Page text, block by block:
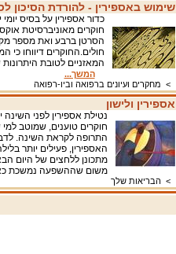
שימוש באספירין - להורדת הסיכון
כדור אספירין על בסיס
חוקרים מאוניברסיטת
המאזניים לטובת
המשך...
> מחקרים ועיונים ברפואה וביו-רפואה
אספירין ולישון
נטילת אספירין לפני
חוקרים טוענים, שמוטב
התרופה לקראת השינה.
האספירין, פעילים יותר
מתכונן ללחצים של היום
משום שההשפעה נמשכת
>הבריאות שלך